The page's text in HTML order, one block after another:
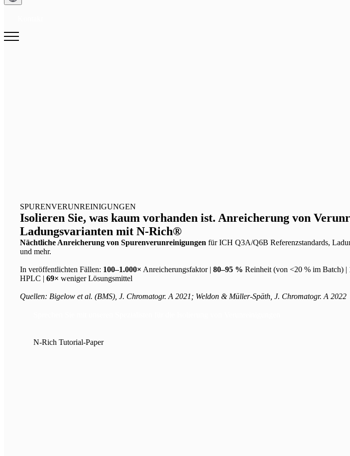
SPURENVERUNREINIGUNGEN
Isolieren Sie, was kaum vorhanden ist. Anreicherung von
Ladungsvarianten mit N-Rich®
Nächtliche Anreicherung von Spurenverunreinigungen für ICH Q3A/Q6B Referenzstandards,
und mehr.
In veröffentlichten Fällen: 100–1.000× Anreicherungsfaktor | 80–95 % Reinheit (von <20 % im Batch) |
HPLC | 69× weniger Lösungsmittel
Quellen: Bigelow et al. (BMS), J. Chromatogr. A 2021; Weldon & Müller-Späth, J. Chromatogr. A 2022
N-Rich Tutorial-Paper